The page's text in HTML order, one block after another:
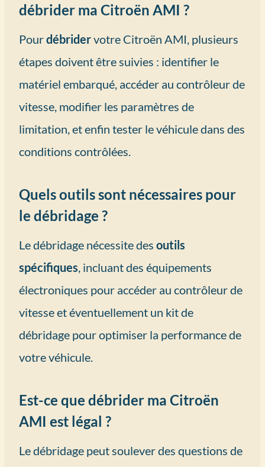
débrider ma Citroën AMI ?
Pourdébridervotre Citroën AMI, plusieurs
étapes doivent être suivies : identifier le
matériel embarqué, accéder au contrôleur de
vitesse, modifier les paramètres de
limitation, et enfin tester le véhicule dans des
conditions contrôlées.
Quels outils sont nécessaires pour
le débridage ?
Le débridage nécessite des outils
spécifiques , incluant des équipements
électroniques pour accéder au contrôleur de
vitesse et éventuellement un kit de
débridage pour optimiser la performance de
votre véhicule.
Est-ce que débrider ma Citroën
AMI est légal ?
Le débridage peut soulever des questions de